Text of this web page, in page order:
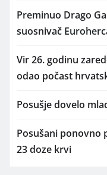
Preminuo Drago
suosnivač
Vir 26. godinu
odao počast
Posušje dovelo
Posušani ponovno
23 doze krvi